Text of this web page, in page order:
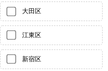
大田区
江東区
新宿区